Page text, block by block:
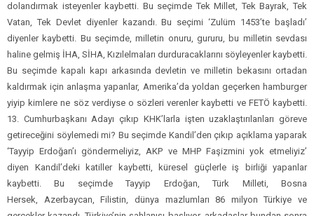
dolandırmak isteyenler kaybetti. Bu seçimde Tek Millet, Tek Bayrak, Tek
Vatan, Tek Devlet diyenler kazandı. Bu seçimi ‘Zulüm 1453’te başladı’
diyenler kaybetti. Bu seçimde, milletin onuru, gururu, bu milletin sevdası
haline gelmiş İHA, SİHA, Kızılelmaları durduracaklarını söyleyenler kaybetti.
Bu seçimde kapalı kapı arkasında devletin ve milletin bekasını ortadan
kaldırmak için anlaşma yapanlar, Amerika’da yoldan geçerken hamburger
yiyip kimlere ne söz verdiyse o sözleri verenler kaybetti ve FETÖ kaybetti.
13. Cumhurbaşkanı Adayı çıkıp KHK’larla işten uzaklaştırılanları göreve
getireceğini söylemedi mi? Bu seçimde Kandil’den çıkıp açıklama yaparak
‘Tayyip Erdoğan’ı göndermeliyiz, AKP ve MHP Faşizmini yok etmeliyiz’
diyen Kandil’deki katiller kaybetti, küresel güçlerle iş birliği yapanlar
kaybetti. Bu seçimde Tayyip Erdoğan, Türk Milleti, Bosna
Hersek, Azerbaycan, Filistin, dünya mazlumları 86 milyon Türkiye ve